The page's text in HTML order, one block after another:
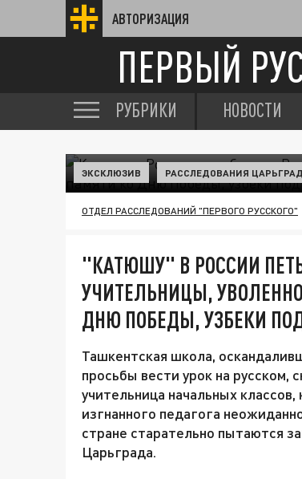
АВТОРИЗАЦИЯ
ПЕРВЫЙ
РУБРИКИ НОВОСТИ
ЭКСКЛЮЗИВ РАССЛЕДОВАНИЯ
ОТДЕЛ РАССЛЕДОВАНИЙ "ПЕРВОГО РУССКОГО"
"КАТЮШУ" В РОССИИ
УЧИТЕЛЬНИЦЫ,
ДНЮ ПОБЕДЫ, УЗБЕКИ
Ташкентская школа,
просьбы вести урок на русском,
учительница начальных
изгнанного педагога
стране старательно пытаются
Царьграда.